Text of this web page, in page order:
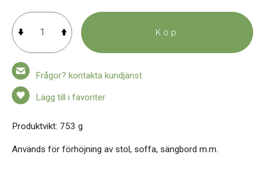
Köp
Frågor? kontakta kundjänst
Lägg till i favoriter
Produktvikt: 753 g
Används för förhöjning av stol, soffa, sängbord m.m.